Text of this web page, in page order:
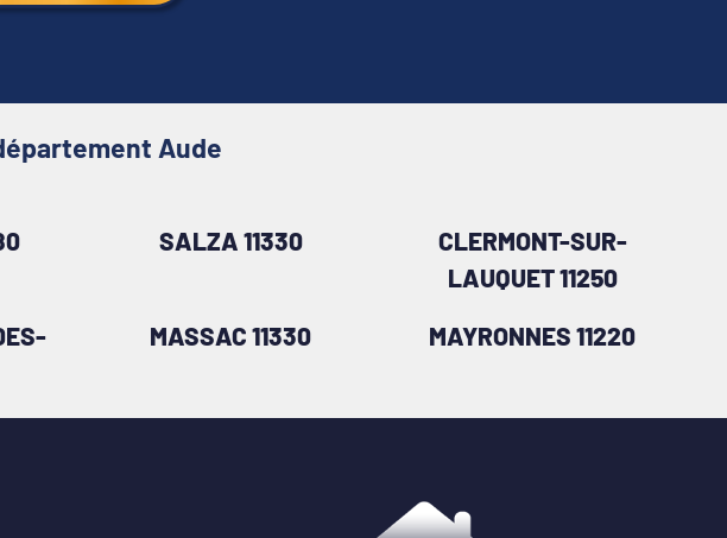
Aude
SALZA 11330
CLERMONT-SUR-
LAUQUET 11250
MASSAC 11330 MAYRONNES 11220